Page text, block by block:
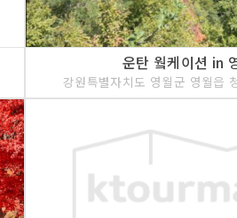
운탄 웤케이션 in
강원특별자치도 영월군 영월읍